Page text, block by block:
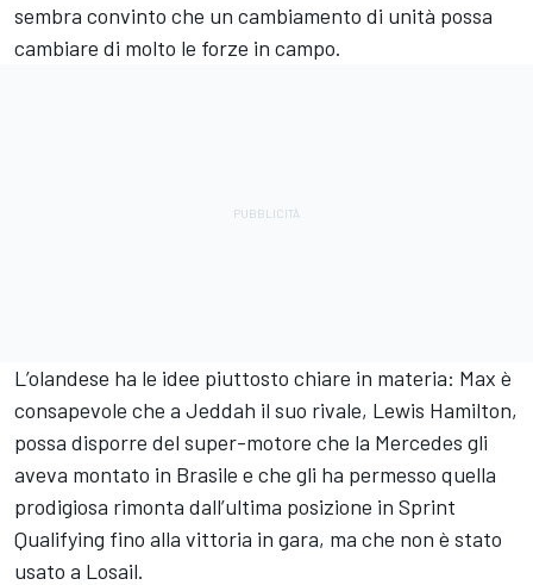
sembra convinto che un cambiamento di unità possa
cambiare di molto le forze in campo.
L’olandese ha le idee piuttosto chiare in materia: Max è
consapevole che a Jeddah il suo rivale, Lewis Hamilton,
possa disporre del super-motore che la Mercedes gli
aveva montato in Brasile e che gli ha permesso quella
prodigiosa rimonta dall’ultima posizione in Sprint
Qualifying fino alla vittoria in gara, ma che non è stato
usato a Losail.